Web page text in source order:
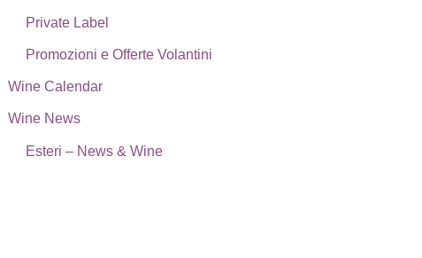
Private Label
Promozioni e Offerte Volantini
Wine Calendar
Wine News
Esteri – News & Wine